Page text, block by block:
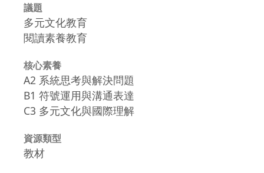
議題
多元文化教育
閱讀素養教育
核心素養
A2 系統思考與解決問題
B1 符號運用與溝通表達
C3 多元文化與國際理解
資源類型
教材